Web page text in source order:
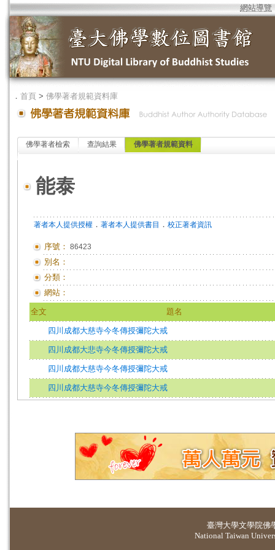
網站導覽
． 首頁 > 佛學著者規範資料庫
佛學著者檢索 查詢結果 佛學著者規範資料
能泰
著者本人提供授權 ． 著者本人提供書目 ． 校正著者資訊
序號： 86423
別名：
分類：
網站：
全文 題名
四川成都大慈寺今冬傳授彌陀大戒
四川成都大悲寺今冬傳授彌陀大戒
四川成都大慈寺今冬傳授彌陀大戒
四川成都大慈寺今冬傳授彌陀大戒
臺灣大學文學院佛
National Taiwan